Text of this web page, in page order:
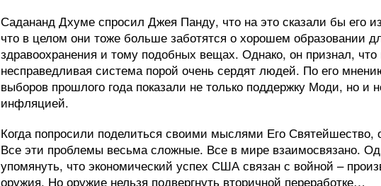
Садананд Дхуме спросил Джея Панду, что на это сказали бы его
что в целом они тоже больше заботятся о хорошем образовании
здравоохранения и тому подобных вещах. Однако, он признал, что
несправедливая система порой очень сердят людей. По его
выборов прошлого года показали не только поддержку Моди, но и
инфляцией.
Когда попросили поделиться своими мыслями Его Святейшество,
Все эти проблемы весьма сложные. Все в мире взаимосвязано.
упомянуть, что экономический успех США связан с войной –
оружия. Но оружие нельзя подвергнуть вторичной переработке…